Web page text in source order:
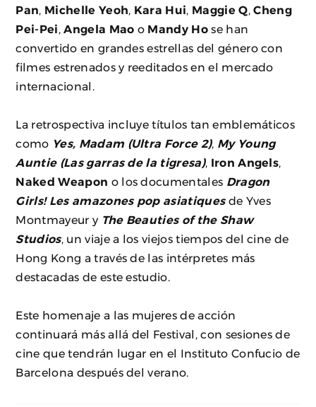
Pan Michelle Yeoh Kara Hui Maggie Q ,Cheng
Pei-Pei
Angela Mao o Mandy Ho se han
convertido en grandes estrellas del género con
filmes estrenados y reeditados en el mercado
internacional.
La retrospectiva incluye títulos tan emblemáticos
como Yes, Madam (Ultra Force 2), My Young
Auntie (Las garras de la tigresa), Iron Angels
Naked Weapon o los documentales Dragon
Girls! Les amazones pop asiatiquesde Yves
Montmayeur y The Beauties of the Shaw
Studios, un viaje a los viejos tiempos del cine de
Hong Kong a través de las intérpretes más
destacadas de este estudio.
Este homenaje a las mujeres de acción
continuará más allá del Festival, con sesiones de
cine que tendrán lugar en el Instituto Confucio de
Barcelona después del verano.